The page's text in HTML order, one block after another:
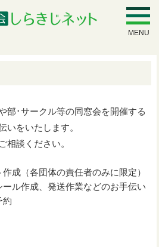
MENU
部･サークル等の同窓会を開催する
いをいたします。
相談ください。
成（各団体の責任者のみに限定）
ル作成、発送作業などのお手伝い
約